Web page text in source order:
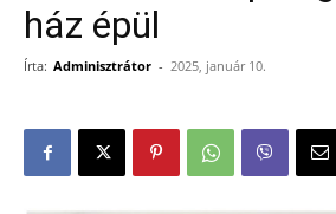
ház épül
Írta: Adminisztrátor - 2025, január 10.